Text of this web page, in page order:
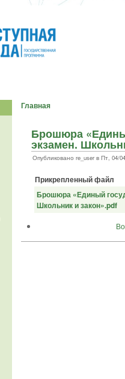
Главная
Брошюра
экзамен.
Опубликовано re_user в Пт, 04/
Прикрепленный файл
Брошюра «Единый
Школьник и закон».pdf